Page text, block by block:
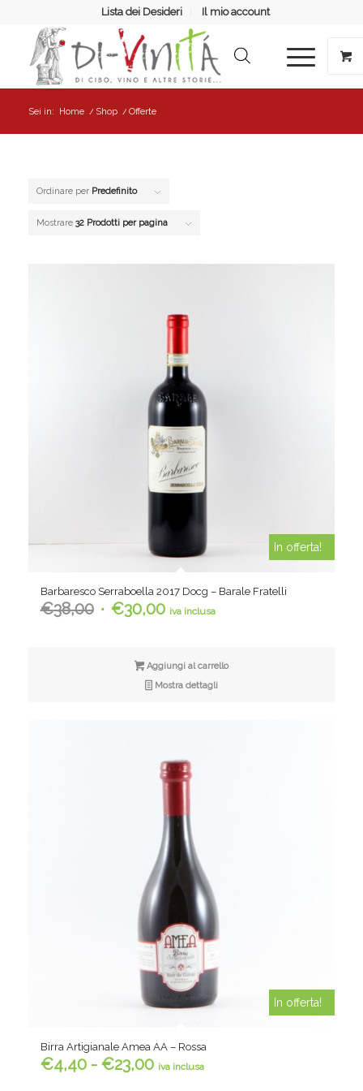
Lista dei Desideri Il mio account
Sei in: Home / Shop / Offerte
Ordinare per Predefinito
Mostrare 32 Prodotti per pagina
Barbaresco Serraboella 2017 Docg – Barale Fratelli
€38,00 Il
€38,00.
€30,00Il
è:
€30,00.
iva inclusa
In offerta!
Aggiungi al carrello
Mostra dettagli
Birra Artigianale Amea AA – Rossa
€4,40 - €23,00Fascia
iva inclusa
In offerta!